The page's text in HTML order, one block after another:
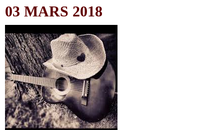
03 MARS 2018